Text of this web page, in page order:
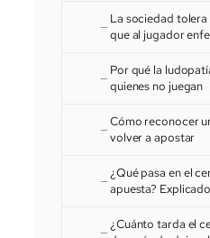
La sociedad
que al jugador
Por qué la
quienes no juegan
Cómo reconocer
volver a apostar
¿Qué pasa en el
apuesta?
¿Cuánto tarda el